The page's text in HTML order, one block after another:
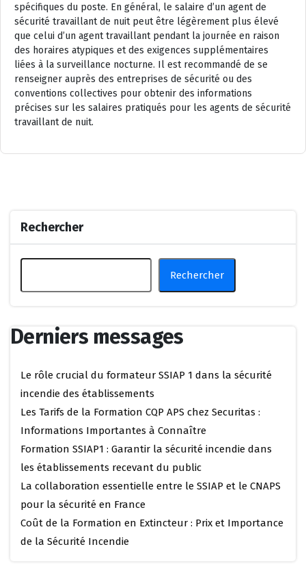
spécifiques du poste. En général, le salaire d’un agent de
sécurité travaillant de nuit peut être légèrement plus élevé
que celui d’un agent travaillant pendant la journée en raison
des horaires atypiques et des exigences supplémentaires
liées à la surveillance nocturne. Il est recommandé de se
renseigner auprès des entreprises de sécurité ou des
conventions collectives pour obtenir des informations
précises sur les salaires pratiqués pour les agents de sécurité
travaillant de nuit.
Rechercher
Rechercher
Derniers messages
Le rôle crucial du formateur SSIAP 1 dans la sécurité
incendie des établissements
Les Tarifs de la Formation CQP APS chez Securitas :
Informations Importantes à Connaître
Formation SSIAP1 : Garantir la sécurité incendie dans
les établissements recevant du public
La collaboration essentielle entre le SSIAP et le CNAPS
pour la sécurité en France
Coût de la Formation en Extincteur : Prix et Importance
de la Sécurité Incendie